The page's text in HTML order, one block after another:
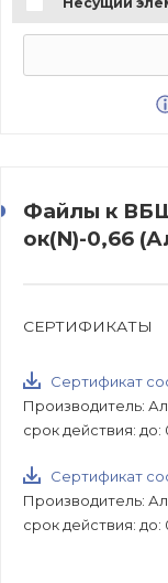
Файлы к
ок(N)-0,66
СЕРТИФИКАТЫ
Сертификат
Производитель:
срок действия: до:
Сертификат
Производитель:
срок действия: до: